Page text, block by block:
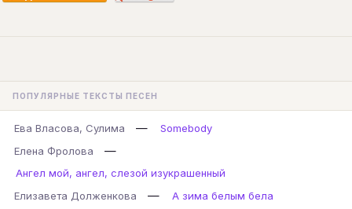
ПОПУЛЯРНЫЕ ТЕКСТЫ ПЕСЕН
Ева Власова, Сулима —
Somebody
Елена Фролова
—
Ангел мой, ангел, слезой изукрашенный
Елизавета Долженкова
—
А зима белым бела